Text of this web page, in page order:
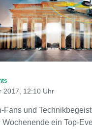
2017, 12:10 Uhr
Fans und
Wochenende ein Top-